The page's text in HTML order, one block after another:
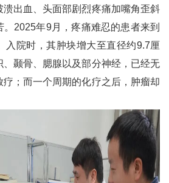
出血、头面部剧烈疼痛加嘴角歪斜
2025年9月，疼痛难忍的患者来到
入院时，其肿块增大至直径约9.7厘
颞骨、腮腺以及部分神经，已经无
；而一个周期的化疗之后，肿瘤却